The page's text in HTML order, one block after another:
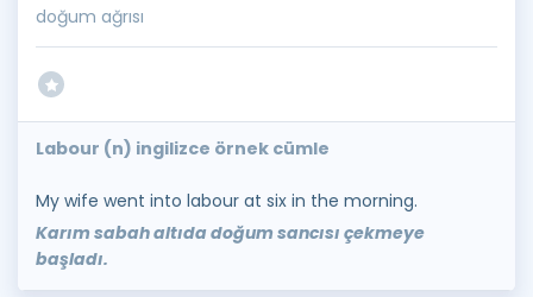
doğum ağrısı
Labour (n) ingilizce örnek cümle
My wife went into labour at six in the morning.
Karım sabah altıda doğum sancısı çekmeye
başladı.